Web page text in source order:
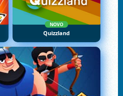
NOVO
Quizzland